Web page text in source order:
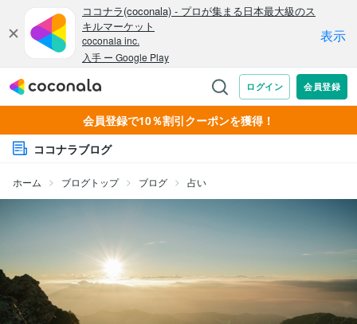
会員登録で10％割引クーポンを獲得！
ココナラブログ
ホーム ブログトップ ブログ 占い